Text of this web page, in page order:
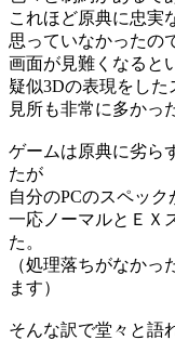
これほど原典に忠実
思っていなかったの
画面が見難くなると
疑似3Dの表現をし
見所も非常に多かっ
ゲームは原典に劣ら
たが
自分のPCのスペッ
一応ノーマルとＥＸ
た。
（処理落ちがなか
ます）
そんな訳で堂々と語